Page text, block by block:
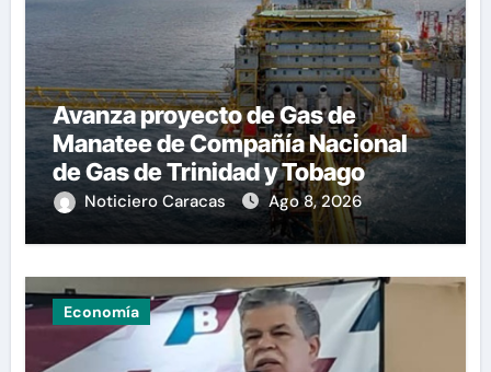
Avanza proyecto de Gas de
Manatee de Compañía Nacional
de Gas de Trinidad y Tobago
Noticiero Caracas Ago 8, 2026
Economía